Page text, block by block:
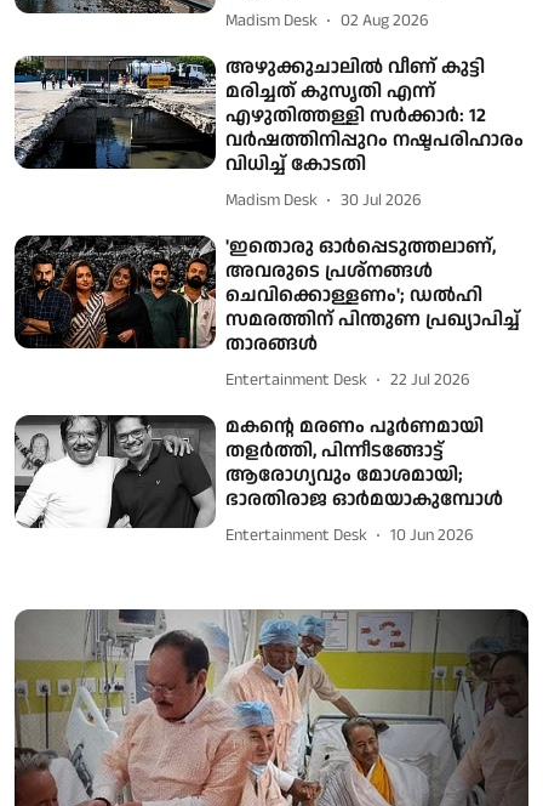
Madism Desk 02 Aug 2026
അഴുക്കുചാലിൽ വീണ് കുട്ടി
മരിച്ചത് കുസൃതി എന്ന്
എഴുതിത്തള്ളി സർക്കാർ: 12
വർഷത്തിനിപ്പുറം നഷ്ടപരിഹാരം
വിധിച്ച് കോടതി
Madism Desk 30 Jul 2026
'ഇതൊരു ഓര്‍പ്പെടുത്തലാണ്,
അവരുടെ പ്രശ്‌നങ്ങള്‍
ചെവിക്കൊള്ളണം'; ഡല്‍ഹി
സമരത്തിന് പിന്തുണ പ്രഖ്യാപിച്ച്
താരങ്ങള്‍
Entertainment Desk 22 Jul 2026
മകന്റെ മരണം പൂർണമായി
തളർത്തി, പിന്നീടങ്ങോട്ട്
ആരോഗ്യവും മോശമായി;
ഭാരതിരാജ ഓർമയാകുമ്പോൾ
Entertainment Desk 10 Jun 2026